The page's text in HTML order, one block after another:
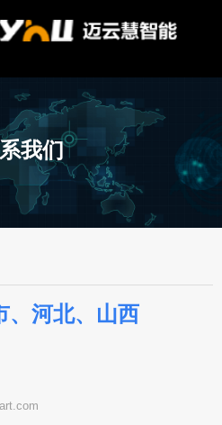
我们
、河北、山西